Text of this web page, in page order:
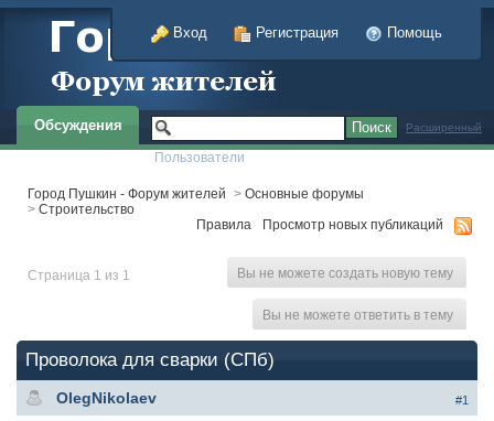
Вход Регистрация Помощь
Расширенный
Обсуждения
Пользователи
Город Пушкин - Форум жителей > Основные форумы
> Строительство
Правила
Просмотр новых публикаций
Страница 1 из 1 Вы не можете создать новую тему
Вы не можете ответить в тему
Проволока для сварки (СПб)
#1
OlegNikolaev